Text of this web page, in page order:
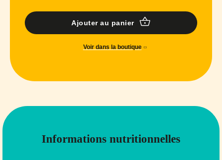
Ajouter au panier
Voir dans la boutique
Informations nutritionnelles